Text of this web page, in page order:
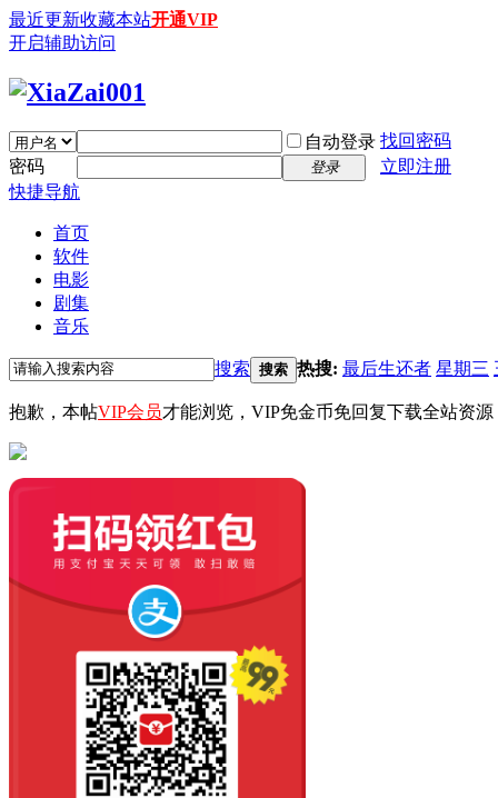
最近更新收藏本站开通VIP
开启辅助访问
自动登录 找回密码
密码
登录
立即注册
快捷导航
首页
软件
电影
剧集
音乐
搜索 搜索 热搜: 最后生还者 星期三
抱歉，本帖VIP会员才能浏览，VIP免金币免回复下载全站资源